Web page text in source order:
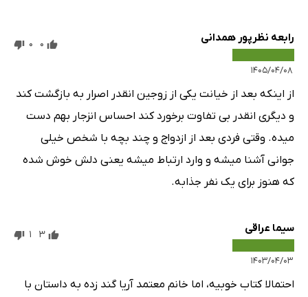
رابعه نظرپور همدانی
۱۴۰۵/۰۴/۰۸
0
0
از اینکه بعد از خیانت یکی از زوجین انقدر اصرار به بازگشت کند
و دیگری انقدر بی تفاوت برخورد کند احساس انزجار بهم دست
میده. وقتی فردی بعد از ازدواج و چند بچه با شخص خیلی
جوانی آشنا میشه و وارد ارتباط میشه یعنی دلش خوش شده
که هنوز برای یک نفر جذابه.
سیما عراقی
۱۴۰۳/۰۴/۰۳
3
1
احتمالا کتاب خوبیه، اما خانم معتمد آریا گند زده به داستان با